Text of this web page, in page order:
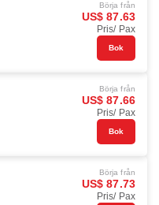
Börja från
US$ 87.63
Pris/ Pax
Bok
Börja från
US$ 87.66
Pris/ Pax
Bok
Börja från
US$ 87.73
Pris/ Pax